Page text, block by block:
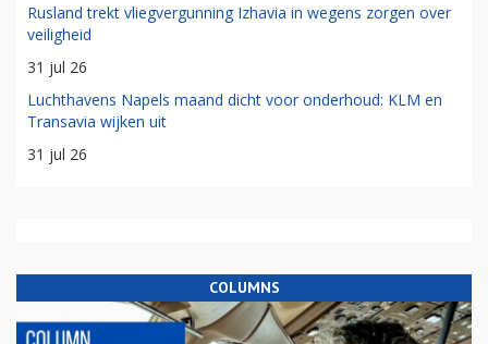
Rusland trekt vliegvergunning Izhavia in wegens zorgen over
veiligheid
31 jul 26
Luchthavens Napels maand dicht voor onderhoud: KLM en
Transavia wijken uit
31 jul 26
COLUMNS